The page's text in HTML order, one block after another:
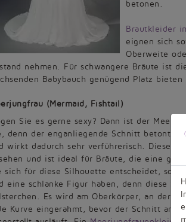
betonen.
Brautkleider
eignen sich
Oberweite
nehmen. Für schwangere Bräute ist
Babybauch genügend Platz
(Mermaid, Fishtail)
Sie es gerne sexy? Dann ist der
denn der enganliegende Schnitt betont
wirkt dadurch sehr verführerisch. Dieser
und ist ideal für Bräute, die eine
sich für diese Silhouette entscheidet, sollte
eine schlanke Figur haben, denn diese
Es wird am Oberkörper, an der
Kurve eingerahmt, bevor der Schnitt an